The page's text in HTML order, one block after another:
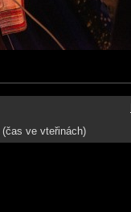
(čas ve vteřinách)